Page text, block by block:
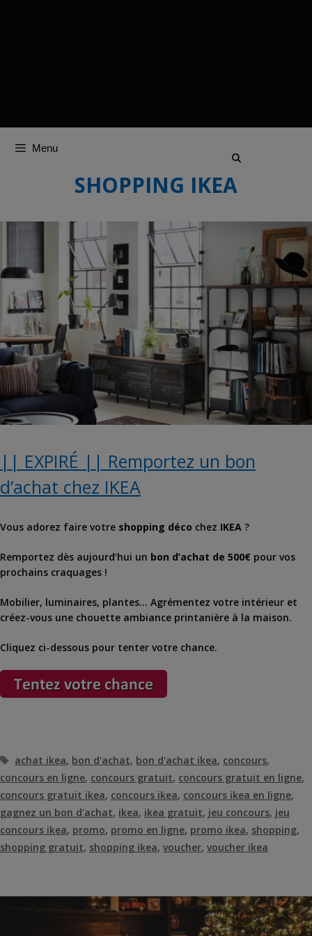
Menu
SHOPPING IKEA
|| EXPIRÉ || Remportez un bon
d’achat chez IKEA
Vous adorez faire votre shopping déco chez IKEA ?
Remportez dès aujourd’hui un bon d’achat de 500€ pour vos
prochains craquages !
Mobilier, luminaires, plantes… Agrémentez votre intérieur et
créez-vous une chouette ambiance printanière à la maison.
Cliquez ci-dessous pour tenter votre chance.
Étiquettes
achat ikea, bon d'achat, bon d'achat ikea, concours,
concours en ligne, concours gratuit, concours gratuit en ligne,
concours gratuit ikea, concours ikea, concours ikea en ligne,
gagnez un bon d'achat, ikea, ikea gratuit, jeu concours, jeu
concours ikea, promo, promo en ligne, promo ikea, shopping,
shopping gratuit, shopping ikea, voucher, voucher ikea